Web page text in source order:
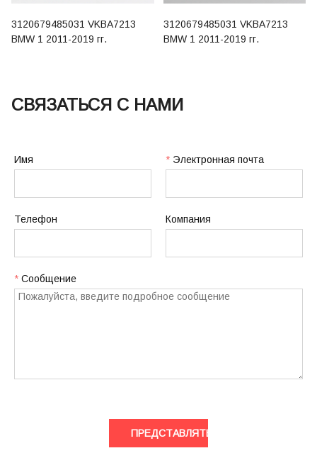
3120679485031 VKBA7213
BMW 1 2011-2019 гг.
3120679485031 VKBA7213
BMW 1 2011-2019 гг.
СВЯЗАТЬСЯ С НАМИ
Имя * Электронная почта
Телефон Компания
* Сообщение
ПРЕДСТАВЛЯТЬ НА РАССМОТРЕНИЕ